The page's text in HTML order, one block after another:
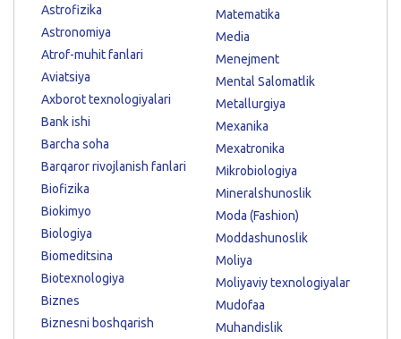
Astrofizika
Astronomiya
Atrof-muhit fanlari
Aviatsiya
Axborot texnologiyalari
Bank ishi
Barcha soha
Barqaror rivojlanish fanlari
Biofizika
Biokimyo
Biologiya
Biomeditsina
Biotexnologiya
Biznes
Biznesni boshqarish
Matematika
Media
Menejment
Mental Salomatlik
Metallurgiya
Mexanika
Mexatronika
Mikrobiologiya
Mineralshunoslik
Moda (Fashion)
Moddashunoslik
Moliya
Moliyaviy texnologiyalar
Mudofaa
Muhandislik